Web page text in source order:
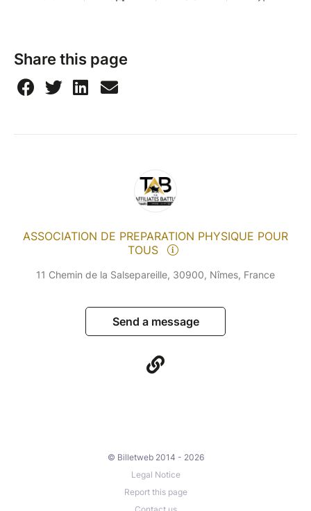
Share this page
ASSOCIATION DE PREPARATION PHYSIQUE POUR
TOUS
11 Chemin de la Salsepareille, 30900, Nîmes, France
Send a message
© Billetweb 2014 - 2026
Legal Notice
Report this page